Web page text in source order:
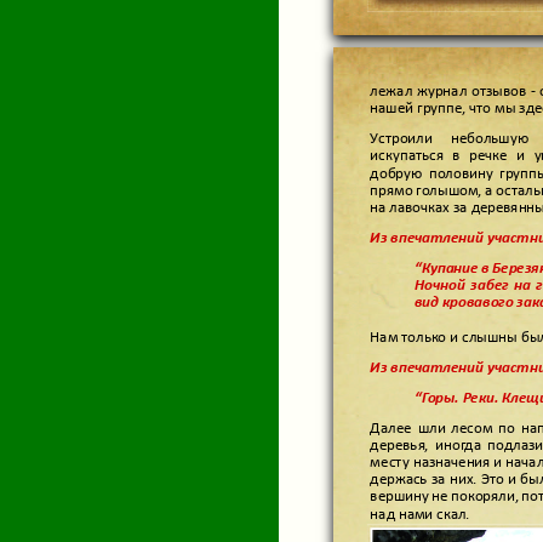
лежал журнал отзывов -
нашей группе, что мы
Устроили
искупаться в речке и
добрую половину
прямо голышом, а
на лавочках за
Из впечатлений
“Купание в
Ночной забег на
вид кровавого
Нам только и слышны
Из впечатлений
“Горы. Реки.
Далее шли лесом по
деревья, иногда
месту назначения и
держась за них. Это и
вершину не покоряли,
за свисающих
над нами скал.